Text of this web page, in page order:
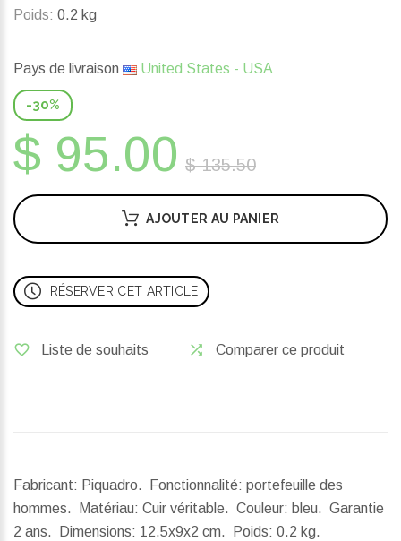
Poids: 0.2 kg
Pays de livraison United States - USA
-30%
$ 95.00 $ 135.50
AJOUTER AU PANIER
RÉSERVER CET ARTICLE
Liste de souhaits Comparer ce produit
Fabricant: Piquadro. Fonctionnalité: portefeuille des
hommes. Matériau: Cuir véritable. Couleur: bleu. Garantie
2 ans.
Dimensions: 12.5x9x2 cm. Poids: 0.2 kg.